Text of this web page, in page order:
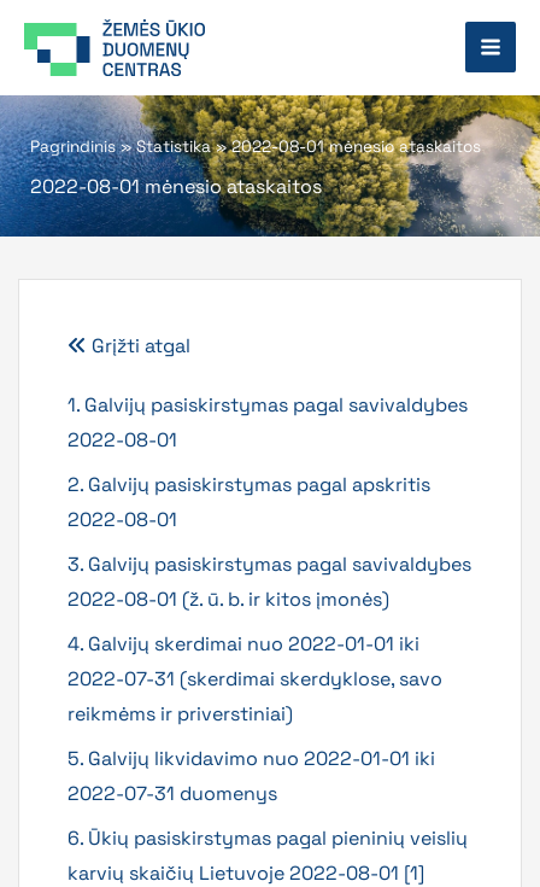
prie
Pagrindinis»Statistika»2022-08-01 mėnesio ataskaitos
2022-08-01 mėnesio ataskaitos
Grįžti atgal
1. Galvijų pasiskirstymas pagal savivaldybes
2022-08-01
2. Galvijų pasiskirstymas pagal apskritis
2022-08-01
3. Galvijų pasiskirstymas pagal savivaldybes
2022-08-01 (ž. ū. b. ir kitos įmonės)
4. Galvijų skerdimai nuo 2022-01-01 iki
2022-07-31 (skerdimai skerdyklose, savo
reikmėms ir priverstiniai)
5. Galvijų likvidavimo nuo 2022-01-01 iki
2022-07-31 duomenys
6. Ūkių pasiskirstymas pagal pieninių veislių
karvių skaičių Lietuvoje 2022-08-01 [1]